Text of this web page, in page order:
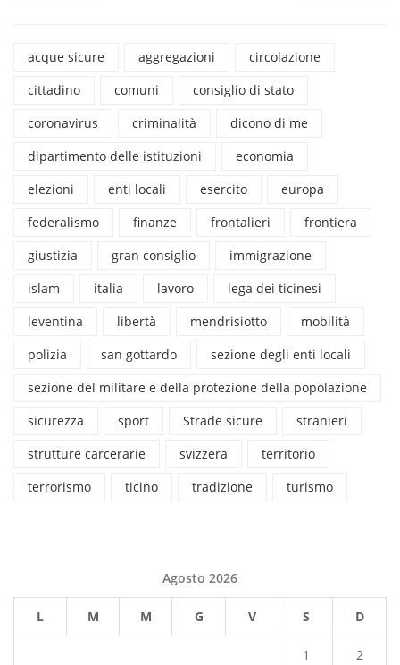
acque sicure aggregazioni
circolazione
cittadino
comuni
consiglio di stato
coronavirus
criminalità
dicono di me
dipartimento delle istituzioni
economia
elezioni
enti locali esercito
europa
federalismo
finanze frontalieri
frontiera
giustizia
gran consiglio
immigrazione
islam
italia lavoro
lega dei ticinesi
leventina
libertà mendrisiotto
mobilità
polizia
san gottardo
sezione degli enti locali
sezione del militare e della protezione della popolazione
sicurezza
sport Strade sicure
stranieri
strutture carcerarie
svizzera
territorio
terrorismo
ticino tradizione turismo
Agosto 2026
L M M G V S D
1 2